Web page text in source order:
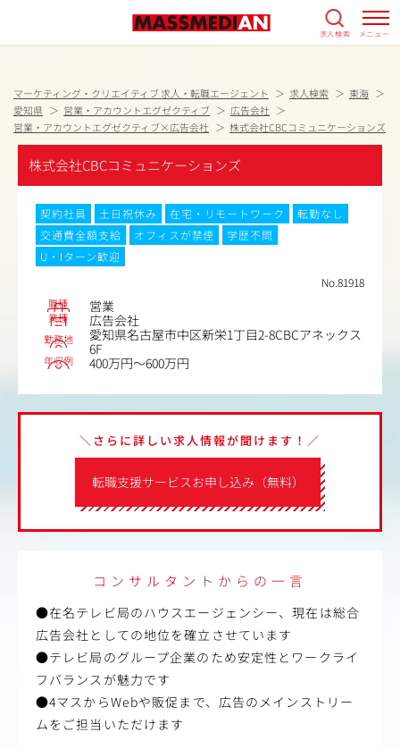
求人検索 メニュー
マーケティング・クリエイティブ 求人・転職エージェント 求人検索
東海
愛知県
営業・アカウントエグゼクティブ
広告会社
営業・アカウントエグゼクティブ×広告会社
株式会社CBCコミュニケーションズ
株式会社CBCコミュニケーションズ
契約社員 土日祝休み 在宅・リモートワーク
転勤なし
交通費全額支給
オフィスが禁煙
学歴不問
U・Iターン歓迎
No.81918
職種 営業
業種 広告会社
勤務地
愛知県名古屋市中区新栄1丁目2-8CBCアネックス
6F
年収例 400万円～600万円
転職支援サービスお申し込み（無料）
＼さらに詳しい求人情報が聞けます！／
コンサルタントからの一言
●在名テレビ局のハウスエージェンシー、現在は総合
広告会社としての地位を確立させています
●テレビ局のグループ企業のため安定性とワークライ
フバランスが魅力です
●4マスからWebや販促まで、広告のメインストリー
ムをご担当いただけます